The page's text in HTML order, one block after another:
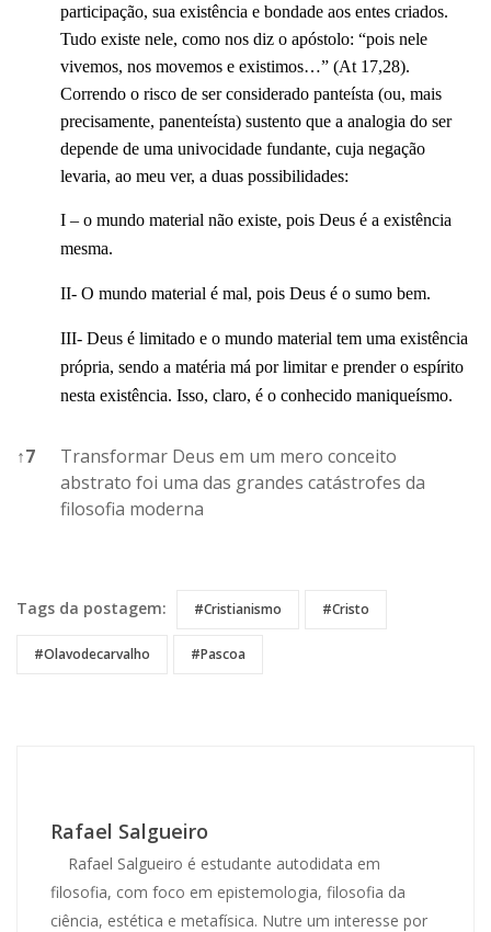
participação, sua existência e bondade aos entes criados.
Tudo existe nele, como nos diz o apóstolo: “pois nele
vivemos, nos movemos e existimos…” (At 17,28).
Correndo o risco de ser considerado panteísta (ou, mais
precisamente, panenteísta) sustento que a analogia do ser
depende de uma univocidade fundante, cuja negação
levaria, ao meu ver, a duas possibilidades:
I – o mundo material não existe, pois Deus é a existência
mesma.
II- O mundo material é mal, pois Deus é o sumo bem.
III- Deus é limitado e o mundo material tem uma existência
própria, sendo a matéria má por limitar e prender o espírito
nesta existência. Isso, claro, é o conhecido maniqueísmo.
↑7
Transformar Deus em um mero conceito
abstrato foi uma das grandes catástrofes da
filosofia moderna
Tags da postagem: #cristianismo #Cristo
#Olavodecarvalho #Pascoa
Rafael Salgueiro
Rafael Salgueiro é estudante autodidata em
filosofia, com foco em epistemologia, filosofia da
ciência, estética e metafísica. Nutre um interesse por